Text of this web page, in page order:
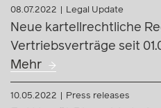
08.05.2023 Rankings & Awards
Das trend.
Rückenwind für E+H
Mehr
08.07.2022 Legal Update